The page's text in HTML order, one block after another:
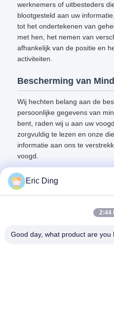
werknemers of uitbesteders
blootgesteld aan uw
tot het ondertekenen van
met hen, het nemen van
afhankelijk van de positie en
activiteiten.
Bescherming van
Wij hechten belang aan de
persoonlijke gegevens van
bent, raden wij u aan uw
zorgvuldig te lezen en onze
informatie aan ons te
voogd.
Eric Ding
2:44
Good day, what product are you